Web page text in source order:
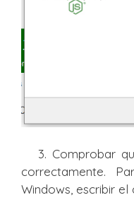
3. Comprobar
correctamente.
Windows, escribir el